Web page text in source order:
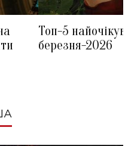
Топ-5
березня-2026